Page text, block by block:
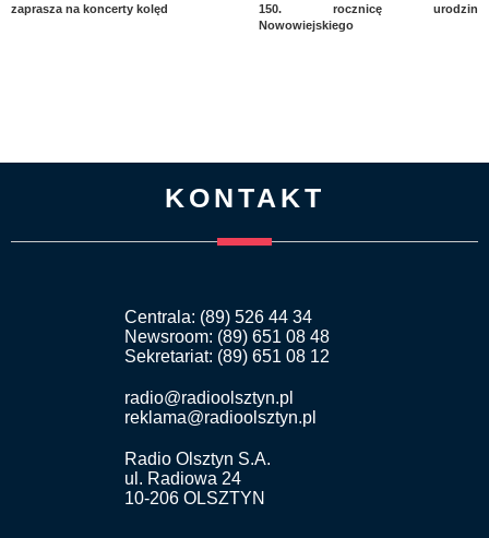
zaprasza na koncerty kolęd
150. rocznicę urodzin
Nowowiejskiego
KONTAKT
Centrala: (89) 526 44 34
Newsroom: (89) 651 08 48
Sekretariat: (89) 651 08 12
radio@radioolsztyn.pl
reklama@radioolsztyn.pl
Radio Olsztyn S.A.
ul. Radiowa 24
10-206 OLSZTYN